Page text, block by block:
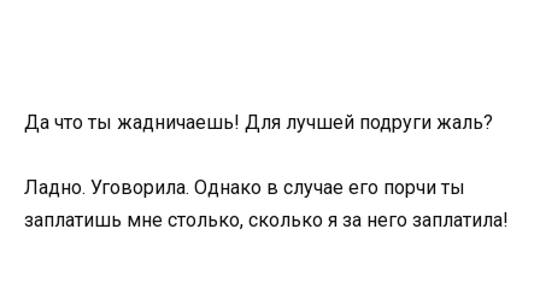
Да что ты жадничаешь! Для лучшей подруги жаль?
Ладно. Уговорила. Однако в случае его порчи ты
заплатишь мне столько, сколько я за него заплатила!